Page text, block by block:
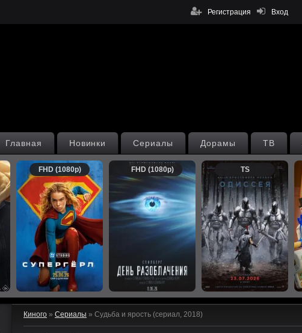
Вход
Регистрация
ТВ
Дорамы
Сериалы
Новинки
Главная
FHD (1080p) FHD (1080p) TS
Киного » Сериалы » Судьба и ярость (сериал, 2018)